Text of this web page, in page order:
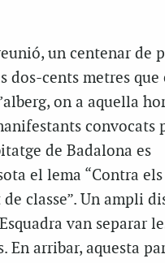
un centenar de
dos-cents metres que
on a aquella
convocats
de Badalona es
el lema “Contra
classe”. Un ampli
van separar
En arribar, aquesta